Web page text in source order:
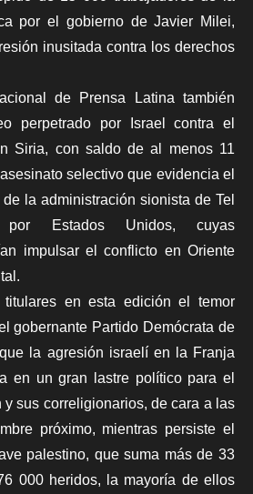
por el gobierno de Javier Milei,
inusitada contra los derechos
de Prensa Latina también
perpetrado por Israel contra el
Siria, con saldo de al menos 11
selectivo que evidencia el
la administración sionista de Tel
por Estados Unidos, cuyas
impulsar el conflicto en Oriente
titulares en esta edición el temor
gobernante Partido Demócrata de
la agresión israelí en la Franja
en un gran lastre político para el
y sus correligionarios, de cara a las
próximo, mientras persiste el
palestino, que suma más de 33
000 heridos, la mayoría de ellos
wplink